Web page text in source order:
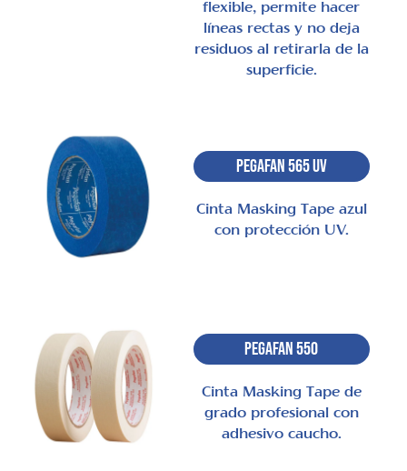
flexible, permite hacer
líneas rectas y no deja
residuos al retirarla de la
superficie.
Pegafan 565 UV
Cinta Masking Tape azul
con protección UV.
Pegafan 550
Cinta Masking Tape de
grado profesional con
adhesivo caucho.